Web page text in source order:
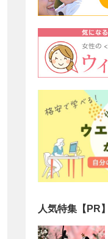
人気特集【PR】